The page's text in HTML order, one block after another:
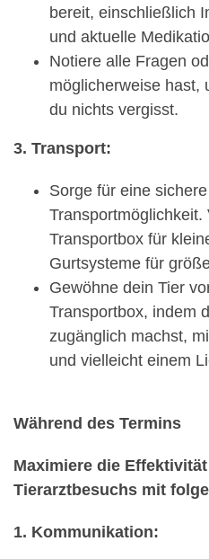
bereit, einschließlich
und aktuelle
Notiere alle Fragen
möglicherweise hast,
du nichts vergisst.
3. Transport:
Sorge für eine
Transportmöglichkeit.
Transportbox für
Gurtsysteme für
Gewöhne dein Tier
Transportbox, indem
zugänglich machst,
und vielleicht einem
Während des Termins
Maximiere die
Tierarztbesuchs mit
1. Kommunikation: